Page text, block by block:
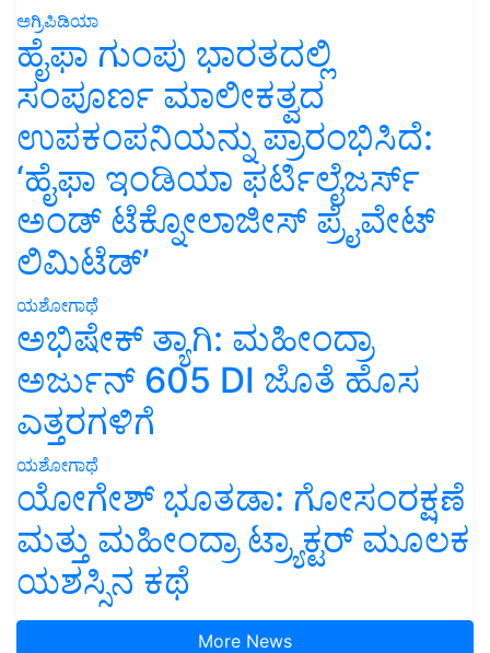
ಅಗ್ರಿಪಿಡಿಯಾ
ಹೈಫಾ ಗುಂಪು ಭಾರತದಲ್ಲಿ
ಸಂಪೂರ್ಣ ಮಾಲೀಕತ್ವದ
ಉಪಕಂಪನಿಯನ್ನು ಪ್ರಾರಂಭಿಸಿದೆ:
‘ಹೈಫಾ ಇಂಡಿಯಾ ಫರ್ಟಿಲೈಜರ್ಸ್
ಅಂಡ್ ಟೆಕ್ನೋಲಾಜೀಸ್ ಪ್ರೈವೇಟ್
ಲಿಮಿಟೆಡ್’
ಯಶೋಗಾಥೆ
ಅಭಿಷೇಕ್ ತ್ಯಾಗಿ: ಮಹೀಂದ್ರಾ
ಅರ್ಜುನ್ 605 DI ಜೊತೆ ಹೊಸ
ಎತ್ತರಗಳಿಗೆ
ಯಶೋಗಾಥೆ
ಯೋಗೇಶ್ ಭೂತಡಾ: ಗೋಸಂರಕ್ಷಣೆ
ಮತ್ತು ಮಹೀಂದ್ರಾ ಟ್ರ್ಯಾಕ್ಟರ್ ಮೂಲಕ
ಯಶಸ್ಸಿನ ಕಥೆ
More News